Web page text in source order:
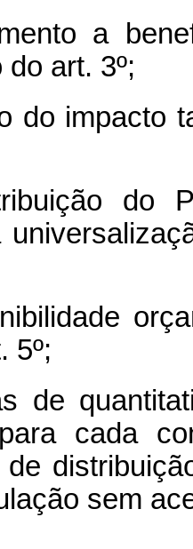
a
art. 3º;
do impacto
do
5º;
de
cada
sem